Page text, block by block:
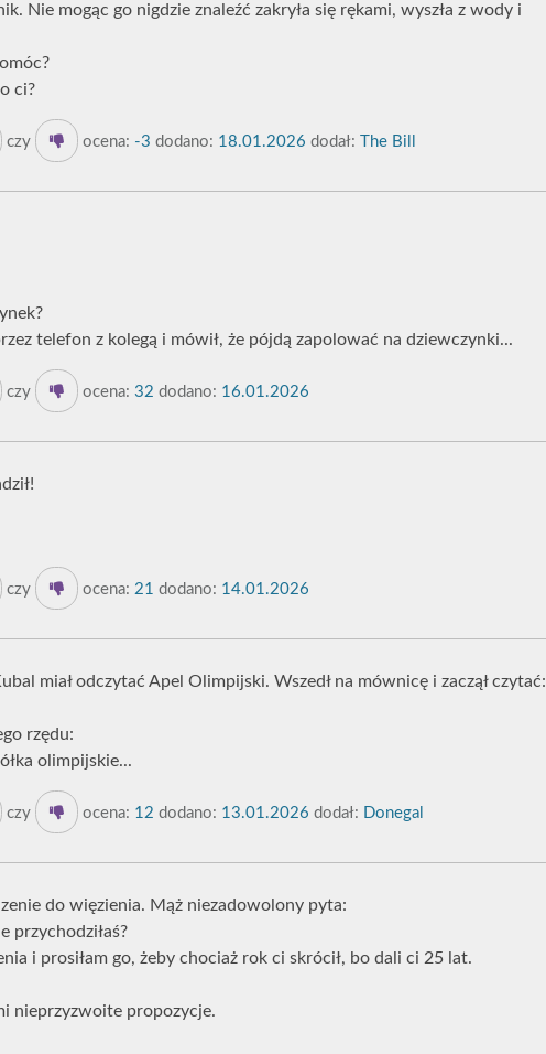
Nie mogąc go nigdzie znaleźć zakryła się rękami, wyszła z wody i
ci?
czy ocena: -3 dodano: 18.01.2026 dodał: The Bill
telefon z kolegą i mówił, że pójdą zapolować na dziewczynki...
czy ocena: 32 dodano: 16.01.2026
czy ocena: 21 dodano: 14.01.2026
miał odczytać Apel Olimpijski. Wszedł na mównicę i zaczął czytać:
rzędu:
olimpijskie...
czy ocena: 12 dodano: 13.01.2026 dodał: Donegal
do więzienia. Mąż niezadowolony pyta:
przychodziłaś?
i prosiłam go, żeby chociaż rok ci skrócił, bo dali ci 25 lat.
nieprzyzwoite propozycje.